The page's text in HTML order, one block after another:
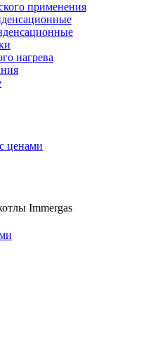
применения
нагрева
ценами
Immergas